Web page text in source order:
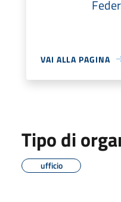
VAI ALLA PAGINA
Tipo di
ufficio